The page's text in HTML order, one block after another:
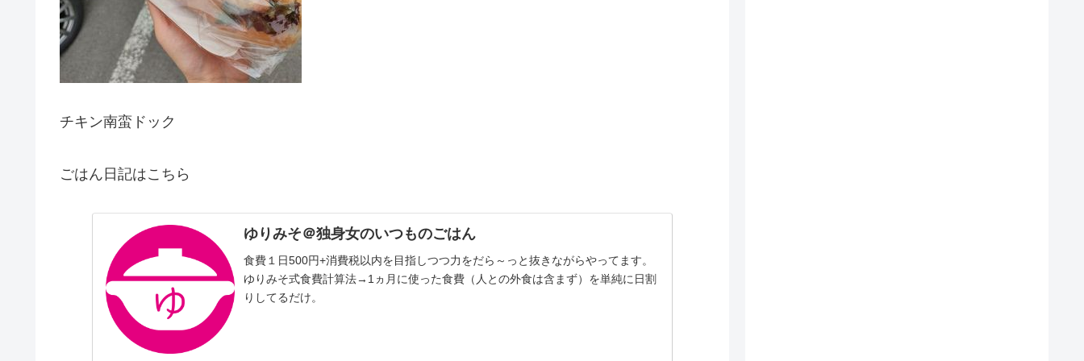
チキン南蛮ドック
ごはん日記はこちら
ゆりみそ＠独身女のいつものごはん
食費１日500円+消費税以内を目指しつつ力をだら～っと抜きながらやってます。
ゆりみそ式食費計算法→1ヵ月に使った食費（人との外食は含まず）を単純に日割
りしてるだけ。